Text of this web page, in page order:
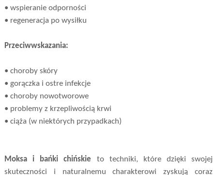
• wspieranie odporności
• regeneracja po wysiłku
Przeciwwskazania:
• choroby skóry
• gorączka i ostre infekcje
• choroby nowotworowe
• problemy z krzepliwością krwi
• ciąża (w niektórych przypadkach)
Moksa i bańki chińskie to techniki, które dzięki swojej
skuteczności i naturalnemu charakterowi zyskują coraz